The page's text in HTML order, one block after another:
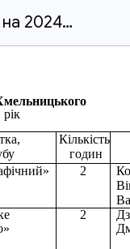
Розклад роботи гуртків на 2024-2025 н.р..docx
Кількість
годин
2
2